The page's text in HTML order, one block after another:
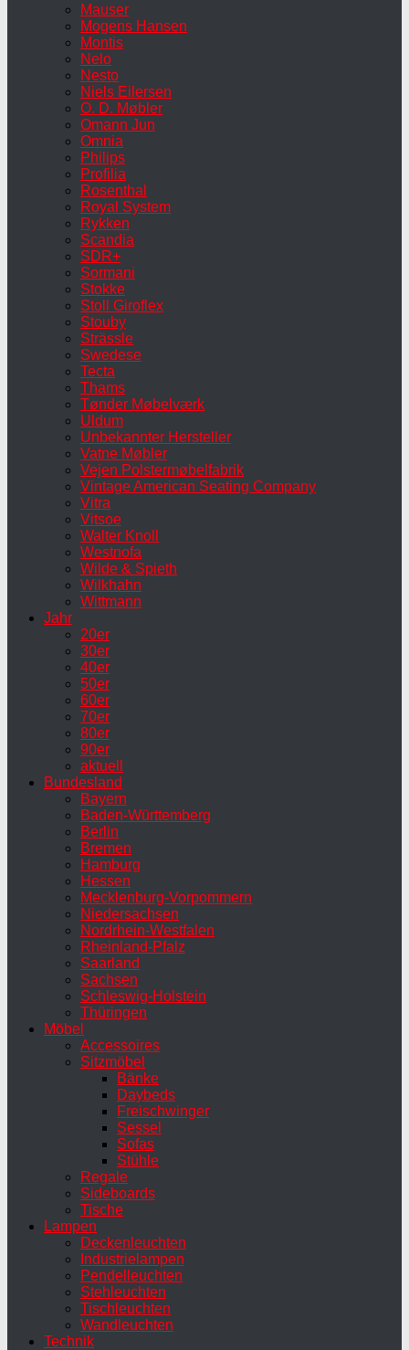
Mauser
Mogens Hansen
Montis
Nelo
Nesto
Niels Eilersen
O. D. Møbler
Omann Jun
Omnia
Philips
Profilia
Rosenthal
Royal System
Rykken
Scandia
SDR+
Sormani
Stokke
Stoll Giroflex
Stouby
Strässle
Swedese
Tecta
Thams
Tønder Møbelværk
Uldum
Unbekannter Hersteller
Vatne Møbler
Vejen Polstermøbelfabrik
Vintage American Seating Company
Vitra
Vitsoe
Walter Knoll
Westnofa
Wilde & Spieth
Wilkhahn
Wittmann
Jahr
20er
30er
40er
50er
60er
70er
80er
90er
aktuell
Bundesland
Bayern
Baden-Württemberg
Berlin
Bremen
Hamburg
Hessen
Mecklenburg-Vorpommern
Niedersachsen
Nordrhein-Westfalen
Rheinland-Pfalz
Saarland
Sachsen
Schleswig-Holstein
Thüringen
Möbel
Accessoires
Sitzmöbel
Bänke
Daybeds
Freischwinger
Sessel
Sofas
Stühle
Regale
Sideboards
Tische
Lampen
Deckenleuchten
Industrielampen
Pendelleuchten
Stehleuchten
Tischleuchten
Wandleuchten
Technik